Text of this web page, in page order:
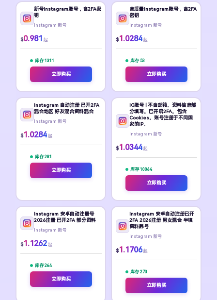
新号Instagram账号，含2FA密
钥
Instagram 新号
$0.981 起
库存 1311
立即购买
高质量Instagram账号，含2FA
密钥
Instagram 新号
$1.0284 起
库存 53
立即购买
Instagram 自动注册 已开2FA
混合地区 好友混合资料混合
Instagram 新号
$1.0284 起
库存 281
立即购买
IG账号 | 不含邮箱。资料信息部
分填写。已开启2FA。包含
Cookies。账号注册于不同国
家的IP。
Instagram 新号
$1.0344 起
库存 10064
立即购买
Instagram 安卓自动注册号
2026注册 已开2FA 部分资料
Instagram 新号
$1.1262 起
库存 264
立即购买
Instagram 安卓自动注册已开
2FA 2026注册 男女混合 半填
资料养号
Instagram 新号
$1.1706 起
库存 273
立即购买